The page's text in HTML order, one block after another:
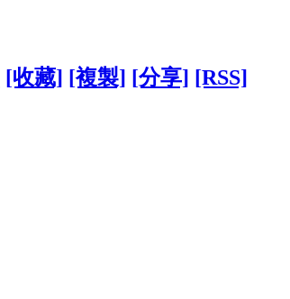
[收藏] [複製] [分享] [RSS]